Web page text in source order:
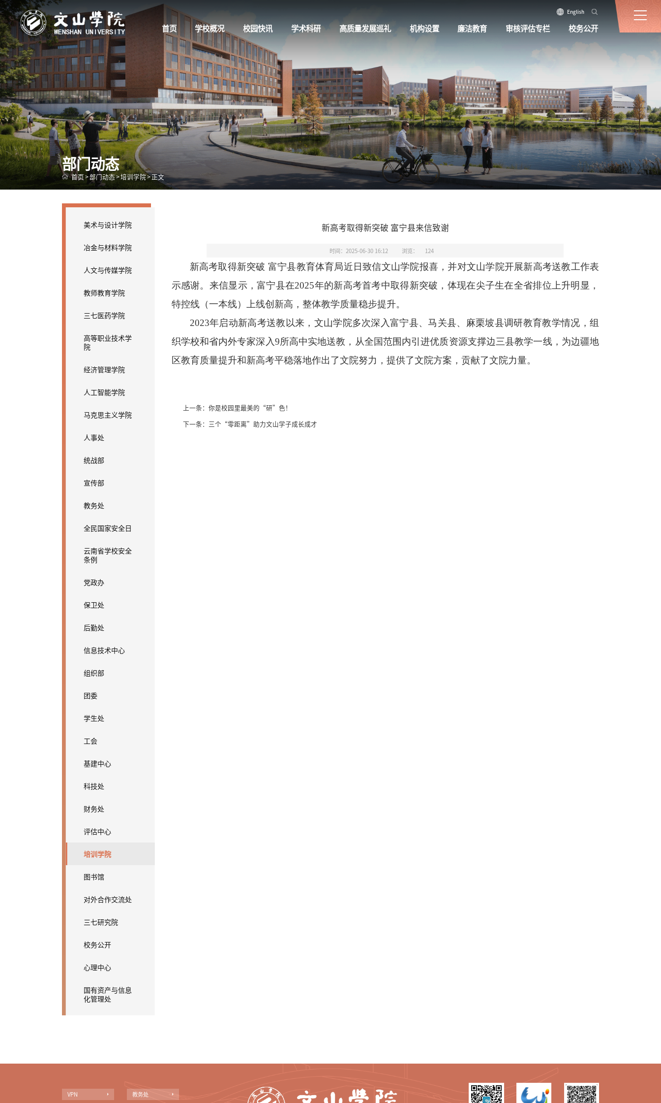
English
首页 学校概况 校园快讯 学术科研 高质量发展巡礼 机构设置 廉洁教育 审核评估专栏 校务公开
部门动态
首页>部门动态>培训学院>正文
美术与设计学院
冶金与材料学院
人文与传媒学院
教师教育学院
三七医药学院
高等职业技术学
院
经济管理学院
人工智能学院
马克思主义学院
人事处
统战部
宣传部
教务处
全民国家安全日
云南省学校安全
条例
党政办
保卫处
后勤处
信息技术中心
组织部
团委
学生处
工会
基建中心
科技处
财务处
评估中心
培训学院
图书馆
对外合作交流处
三七研究院
校务公开
心理中心
国有资产与信息
化管理处
新高考取得新突破 富宁县来信致谢
时间：2025-06-30 16:12 浏览： 124
新高考取得新突破 富宁县教育体育局近日致信文山学院报喜，并对文山学院开展新高考送教工作表
示感谢。来信显示，富宁县在2025年的新高考首考中取得新突破，体现在尖子生在全省排位上升明显，
特控线（一本线）上线创新高，整体教学质量稳步提升。
2023年启动新高考送教以来，文山学院多次深入富宁县、马关县、麻栗坡县调研教育教学情况，组
织学校和省内外专家深入9所高中实地送教，从全国范围内引进优质资源支撑边三县教学一线，为边疆地
区教育质量提升和新高考平稳落地作出了文院努力，提供了文院方案，贡献了文院力量。
上一条： 你是校园里最美的“研”色！
下一条： 三个“零距离”助力文山学子成长成才
VPN 教务处